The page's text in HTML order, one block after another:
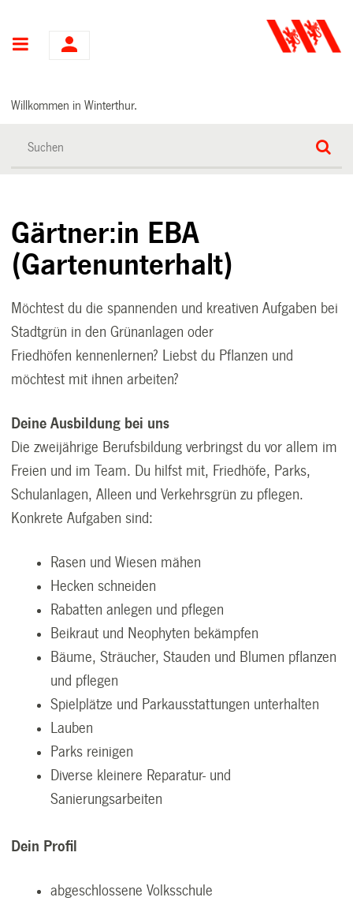
Hauptnavigation
Willkommen in Winterthur.
Gärtner:in EBA
(Gartenunterhalt)
Möchtest du die spannenden und kreativen Aufgaben bei
Stadtgrün in den Grünanlagen oder
Friedhöfen kennenlernen? Liebst du Pflanzen und
möchtest mit ihnen arbeiten?
Deine Ausbildung bei uns
Die zweijährige Berufsbildung verbringst du vor allem im
Freien und im Team. Du hilfst mit, Friedhöfe, Parks,
Schulanlagen, Alleen und Verkehrsgrün zu pflegen.
Konkrete Aufgaben sind:
Rasen und Wiesen mähen
Hecken schneiden
Rabatten anlegen und pflegen
Beikraut und Neophyten bekämpfen
Bäume, Sträucher, Stauden und Blumen pflanzen
und pflegen
Spielplätze und Parkausstattungen unterhalten
Lauben
Parks reinigen
Diverse kleinere Reparatur- und
Sanierungsarbeiten
Dein Profil
abgeschlossene Volksschule